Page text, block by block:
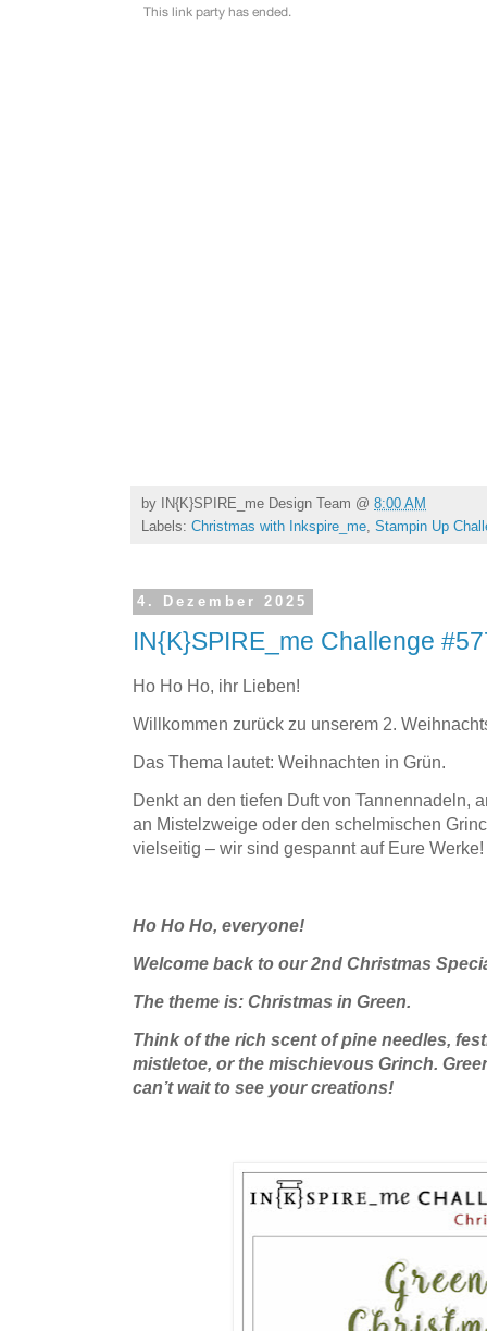
by IN{K}SPIRE_me Design Team @ 8:00 AM
Labels: Christmas with Inkspire_me, Stampin Up
4. Dezember 2025
IN{K}SPIRE_me Challenge
Ho Ho Ho, ihr Lieben!
​Willkommen zurück zu unserem 2.
​Das Thema lautet: Weihnachten in Grün.
​Denkt an den tiefen Duft von Tannennadeln,
an Mistelzweige oder den schelmischen
vielseitig – wir sind gespannt auf Eure Werke!
Ho Ho Ho, everyone!
​Welcome back to our 2nd Christmas
The theme is: Christmas in Green.
​Think of the rich scent of pine needles,
mistletoe, or the mischievous Grinch.
can’t wait to see your creations!